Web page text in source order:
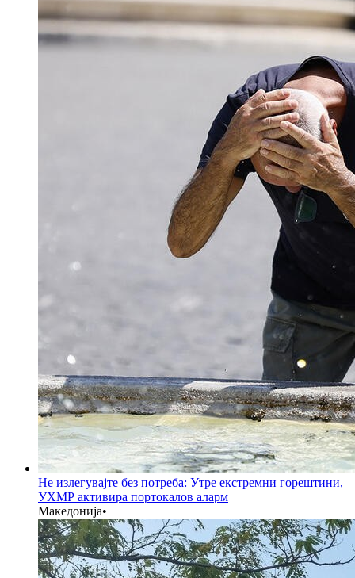
Не излегувајте без потреба: Утре екстремни горештини,
УХМР активира портокалов аларм
Македонија•